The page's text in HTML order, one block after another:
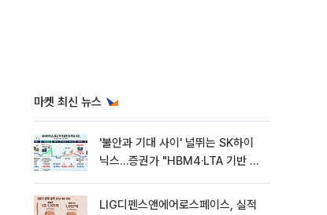
마켓 최신 뉴스
'불안과 기대 사이' 널뛰는 SK하이
닉스…증권가 "HBM4·LTA 기반 펀
LIG디펜스앤에어로스페이스, 실적